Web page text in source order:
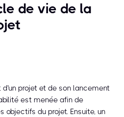
de vie de la
projet et de son lancement
est menée afin de
du projet. Ensuite, un